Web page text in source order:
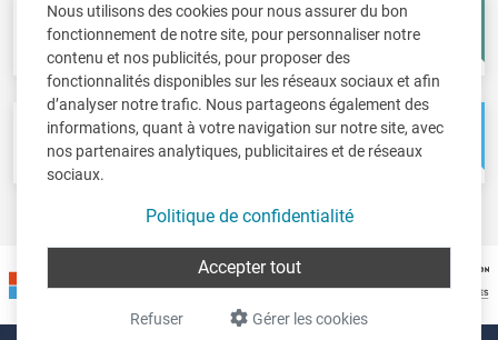
Nous utilisons des cookies pour nous assurer du bon
fonctionnement de notre site, pour personnaliser notre
contenu et nos publicités, pour proposer des
fonctionnalités disponibles sur les réseaux sociaux et afin
d’analyser notre trafic. Nous partageons également des
informations, quant à votre navigation sur notre site, avec
nos partenaires analytiques, publicitaires et de réseaux
sociaux.
Politique de confidentialité
Gérer les cookies
Refuser
Accepter tout
Fisc-in
Déclarations fiscales
Account-in
Comptes annuels
Pos-in
Caisse
Net-in
Solutions web